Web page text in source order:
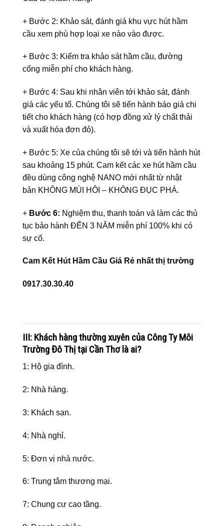
+ Bước 2: Khảo sát, đánh giá khu vực hút hầm
cầu xem phù hợp loại xe nào vào được.
+ Bước 3: Kiểm tra khảo sát hầm cầu, đường
cống miễn phí cho khách hàng.
+ Bước 4: Sau khi nhân viên tới khảo sát, đánh
giá các yếu tố. Chúng tôi sẽ tiến hành báo giá chi
tiết cho khách hàng (có hợp đồng xử lý chất thải
và xuất hóa đơn đỏ).
+ Bước 5: Xe của chúng tôi sẽ tới và tiến hành hút
sau khoảng 15 phút. Cam kết các xe hút hầm cầu
đều dùng công nghệ NANO mới nhất từ nhật
bản KHÔNG MÙI HÔI – KHÔNG ĐỤC PHÁ.
+ Bước 6: Nghiệm thu, thanh toán và làm các thủ
tục bảo hành ĐẾN 3 NĂM miễn phí 100% khi có
sự cố.
Cam Kết Hút Hầm Cầu Giá Rẻ nhất thị trường
0917.30.30.40
III: Khách hàng thường xuyên của Công Ty Môi
Trường Đô Thị tại Cần Thơ là ai?
1: Hộ gia đình.
2: Nhà hàng.
3: Khách sạn.
4: Nhà nghỉ.
5: Đơn vị nhà nước.
6: Trung tâm thương mại.
7: Chung cư cao tầng.